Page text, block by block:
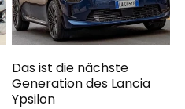
Das ist die nächste
Generation des Lancia
Ypsilon